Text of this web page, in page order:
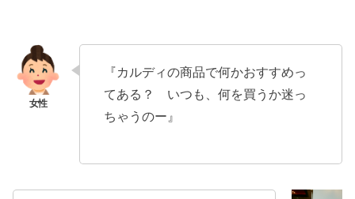
『カルディの商品で何かおすすめっ
てある？ いつも、何を買うか迷っ
ちゃうのー』